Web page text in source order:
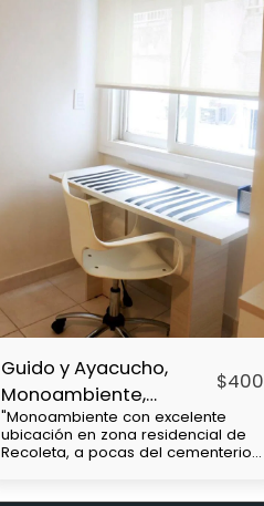
Guido y Ayacucho,
Monoambiente,
Recoleta
$400
"Monoambiente con excelente
ubicación en zona residencial de
Recoleta, a pocas del cementerio